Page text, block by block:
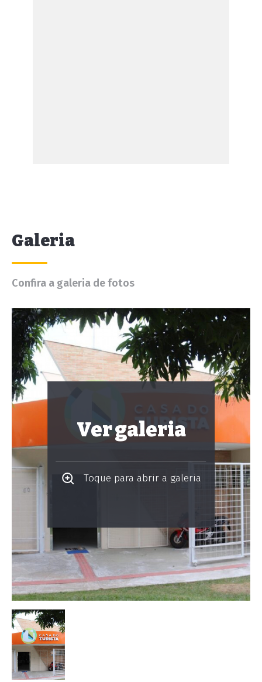
Galeria
Confira a galeria de fotos
Ver galeria
Toque para abrir a galeria